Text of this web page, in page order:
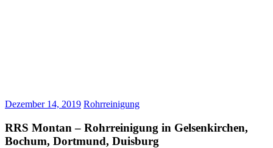
Dezember 14, 2019 Rohrreinigung
RRS Montan – Rohrreinigung in Gelsenkirchen,
Bochum, Dortmund, Duisburg